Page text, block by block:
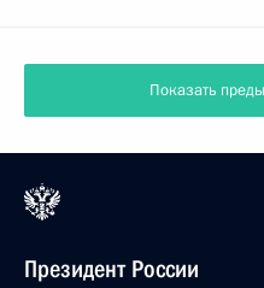
Показать
Президент России